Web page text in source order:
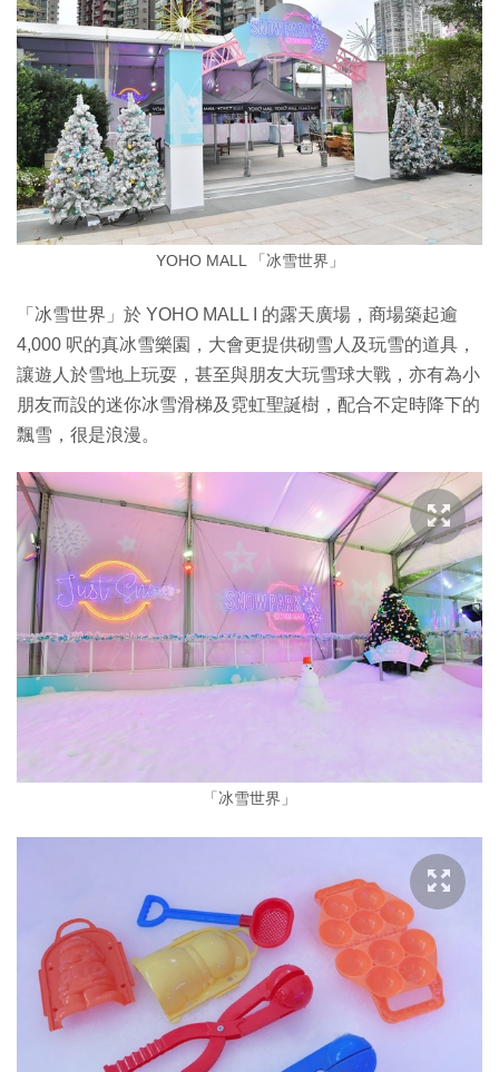
YOHO MALL 「冰雪世界」
「冰雪世界」於 YOHO MALL I 的露天廣場，商場築起逾
4,000 呎的真冰雪樂園，大會更提供砌雪人及玩雪的道具，
讓遊人於雪地上玩耍，甚至與朋友大玩雪球大戰，亦有為小
朋友而設的迷你冰雪滑梯及霓虹聖誕樹，配合不定時降下的
飄雪，很是浪漫。
「冰雪世界」